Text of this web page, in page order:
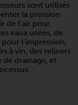
sont utilisés
la pression
de l’air pour
eaux usées, de
pour l’impression,
à vin, des reliners
de drainage, et